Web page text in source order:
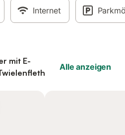
Internet
mit E-
Alle anzeigen